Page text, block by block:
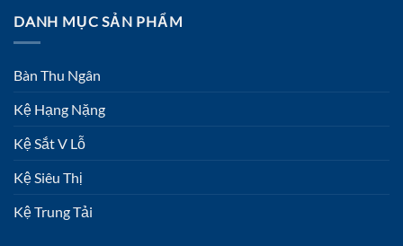
DANH MỤC SẢN PHẨM
Bàn Thu Ngân
Kệ Hạng Nặng
Kệ Sắt V Lỗ
Kệ Siêu Thị
Kệ Trung Tải